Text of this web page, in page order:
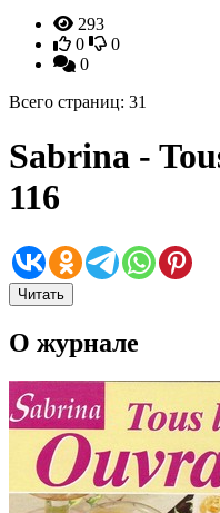
293
0
0
0
Всего страниц: 31
Sabrina -
116
Читать
О журнале